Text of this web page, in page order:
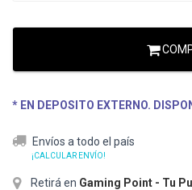
* EN DEPOSITO EXTERNO.
Envíos a todo el país
¡CALCULAR ENVÍO!
Retirá en Gaming Point - Tu